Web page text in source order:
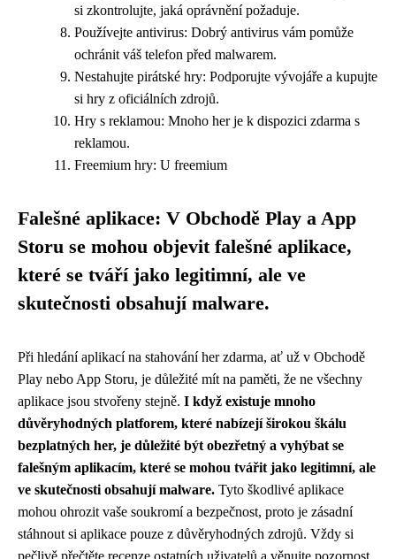
si zkontrolujte, jaká oprávnění požaduje.
Používejte antivirus: Dobrý antivirus vám pomůže
ochránit váš telefon před malwarem.
Nestahujte pirátské hry: Podporujte vývojáře a kupujte
si hry z oficiálních zdrojů.
Hry s reklamou: Mnoho her je k dispozici zdarma s
reklamou.
Freemium hry: U freemium
Falešné aplikace: V Obchodě Play a App
Storu se mohou objevit falešné aplikace,
které se tváří jako legitimní, ale ve
skutečnosti obsahují malware.
Při hledání aplikací na stahování her zdarma, ať už v Obchodě
Play nebo App Storu, je důležité mít na paměti, že ne všechny
aplikace jsou stvořeny stejně. I když existuje mnoho
důvěryhodných platforem, které nabízejí širokou škálu
bezplatných her, je důležité být obezřetný a vyhýbat se
falešným aplikacím, které se mohou tvářit jako legitimní, ale
ve skutečnosti obsahují malware. Tyto škodlivé aplikace
mohou ohrozit vaše soukromí a bezpečnost, proto je zásadní
stáhnout si aplikace pouze z důvěryhodných zdrojů. Vždy si
pečlivě přečtěte recenze ostatních uživatelů a věnujte pozornost